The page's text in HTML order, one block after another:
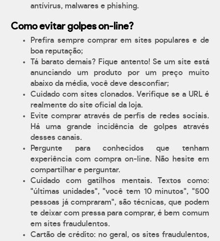
antívirus, malwares e phishing.
Como evitar golpes on-line?
Prefira sempre comprar em sites populares e de
boa reputação;
Tá barato demais? Fique antento! Se um site está
anunciando um produto por um preço muito
abaixo da média, você deve desconfiar;
Cuidado com sites clonados. Verifique se a URL é
realmente do site oficial da loja.
Evite comprar através de perfis de redes sociais.
Há uma grande incidência de golpes através
desses canais.
Pergunte para conhecidos que tenham
experiência com compra on-line. Não hesite em
compartilhar e perguntar.
Cuidado com gatilhos mentais. Textos como:
"últimas unidades", "você tem 10 minutos", "500
pessoas já compraram", são técnicas, que podem
te deixar com pressa para comprar, é bem comum
em sites fraudulentos.
Cartão de crédito: no geral, os sites fraudulentos,